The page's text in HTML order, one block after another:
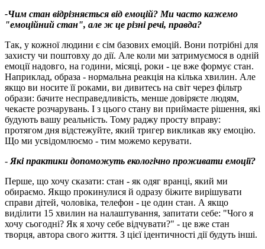
-Чим стан відрізняється від емоцій? Ми часто кажемо
"емоційний стан", але ж це різні речі, правда?
Так, у кожної людини є сім базових емоцій. Вони потрібні для
захисту чи поштовху до дії. Але коли ми затримуємося в одній
емоції надовго, на години, місяці, роки - це вже формує стан.
Наприклад, образа - нормальна реакція на кілька хвилин. Але
якщо ви носите її роками, ви дивитесь на світ через фільтр
образи: бачите несправедливість, менше довіряєте людям,
чекаєте розчарувань. І з цього стану ви приймаєте рішення, які
будують вашу реальність. Тому раджу просту вправу:
протягом дня відстежуйте, який тригер викликав яку емоцію.
Що ми усвідомлюємо - тим можемо керувати.
- Які практики допоможуть екологічно проживати емоції?
Перше, що хочу сказати: стан - як одяг вранці, який ми
обираємо. Якщо прокинулися й одразу біжите вирішувати
справи дітей, чоловіка, телефон - це один стан. А якщо
виділити 15 хвилин на налаштування, запитати себе: "Чого я
хочу сьогодні? Як я хочу себе відчувати?" - це вже стан
творця, автора свого життя. З цієї ідентичності дії будуть інші.